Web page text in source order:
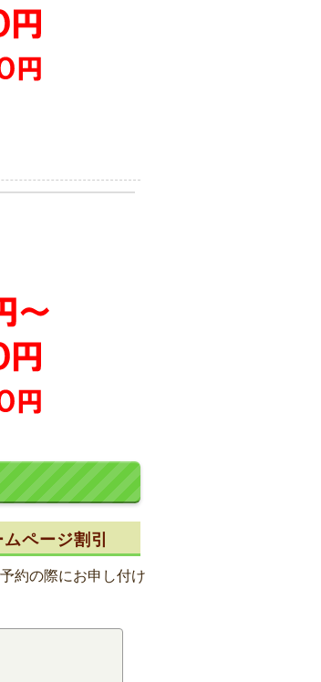
ページ割引
約の際にお申し付け